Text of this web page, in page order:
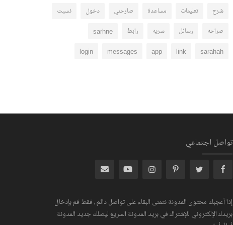
شرح تعليمات مساعدة صارحني دخول نسيت
صراحه رسائل سريه رابط sarhne
sarahah
link
app
messages
login
تواصل اجتماعي
إذا أعجبك محتوى المدونة نتمنى البقاء على تواصل دائم ، فقط قم بإدخال
بريدك الإلكتروني للإشتراك في بريد المدونة السريع ليصلك جديد المدونة